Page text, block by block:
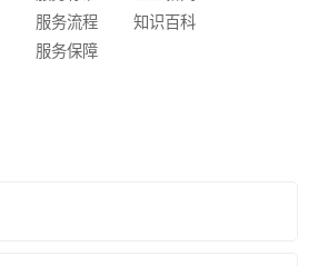
服务流程
服务保障
知识百科